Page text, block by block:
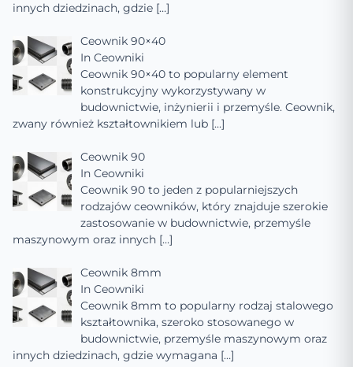
innych dziedzinach, gdzie […]
Ceownik 90×40
In Ceowniki
Ceownik 90×40 to popularny element
konstrukcyjny wykorzystywany w
budownictwie, inżynierii i przemyśle. Ceownik,
zwany również kształtownikiem lub […]
Ceownik 90
In Ceowniki
Ceownik 90 to jeden z popularniejszych
rodzajów ceowników, który znajduje szerokie
zastosowanie w budownictwie, przemyśle
maszynowym oraz innych […]
Ceownik 8mm
In Ceowniki
Ceownik 8mm to popularny rodzaj stalowego
kształtownika, szeroko stosowanego w
budownictwie, przemyśle maszynowym oraz
innych dziedzinach, gdzie wymagana […]